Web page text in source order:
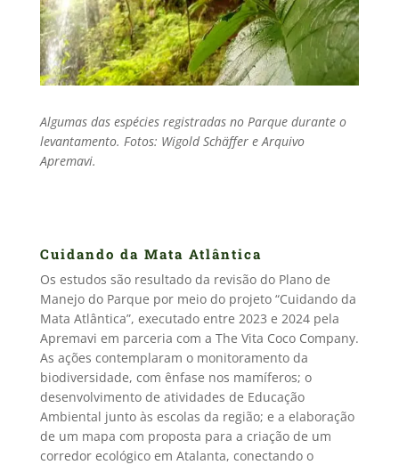
Algumas das espécies registradas no Parque durante o
levantamento. Fotos: Wigold Schäffer e Arquivo
Apremavi.
Cuidando da Mata Atlântica
Os estudos são resultado da revisão do Plano de
Manejo do Parque por meio do projeto “Cuidando da
Mata Atlântica”, executado entre 2023 e 2024 pela
Apremavi em parceria com a The Vita Coco Company.
As ações contemplaram o monitoramento da
biodiversidade, com ênfase nos mamíferos; o
desenvolvimento de atividades de Educação
Ambiental junto às escolas da região; e a elaboração
de um mapa com proposta para a criação de um
corredor ecológico em Atalanta, conectando o